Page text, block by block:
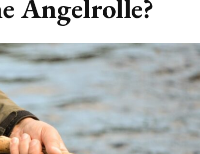
Angelrolle?